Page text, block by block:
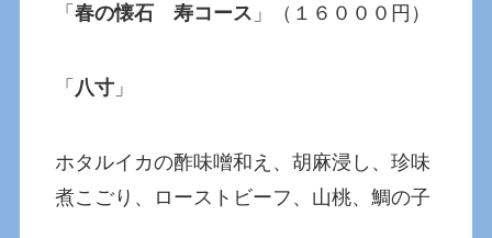
「春の懐石 寿コース 」（１６０００円）
「 八寸 」
ホタルイカの酢味噌和え、胡麻浸し、珍味
煮こごり、ローストビーフ、山桃、鯛の子